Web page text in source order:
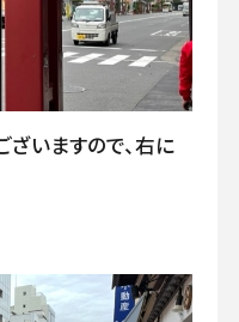
ざいますので、右に